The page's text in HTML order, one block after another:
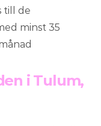
till de
minst 35
i Tulum,